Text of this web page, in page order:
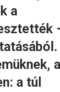
a
a
a túl